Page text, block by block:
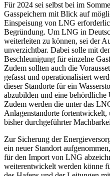
Für 2024 sei selbst bei im
Gasspeichern mit Blick auf
Einspeisung von LNG
Begründung. Um LNG in
weiterleiten zu können, sei der
unverzichtbar. Dabei solle mit
Beschleunigung für einzelne
Zudem sollten auch die
gefasst und operationalisiert
dieser Standorte für ein
abzubilden und eine
Zudem werden die unter das
Anlagenstandorte fortentwickelt,
bisher durchgeführter
Zur Sicherung der
ein neuer Standort
für den Import von LNG
weiterentwickelt werden könne